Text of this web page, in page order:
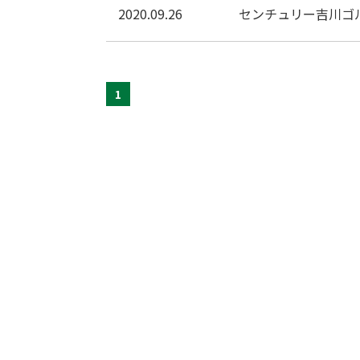
2020.09.26 センチュリー吉川ゴ
1